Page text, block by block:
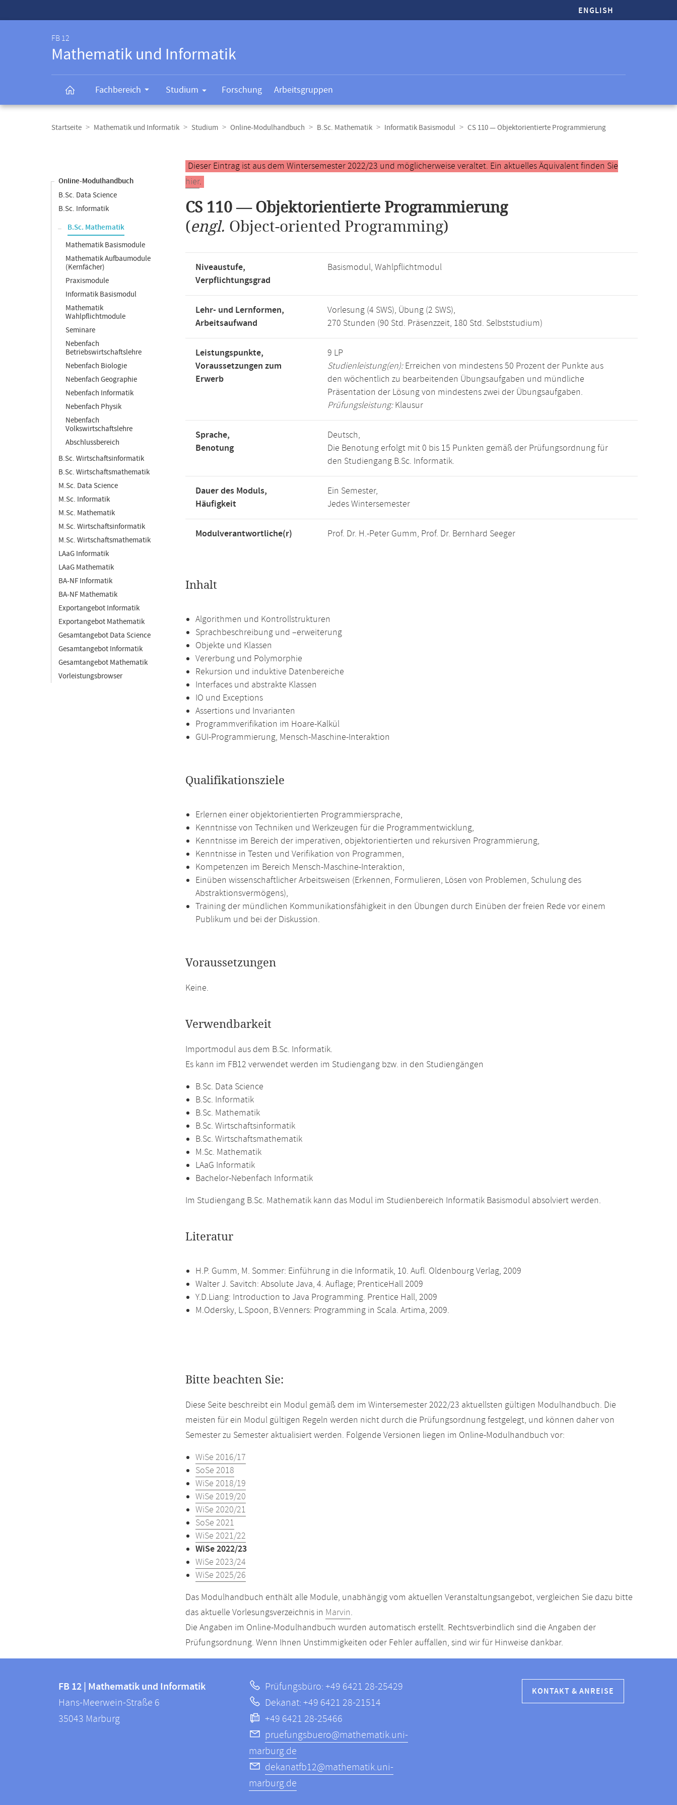
ENGLISH
FB 12
Mathematik und Informatik
Fachbereich Studium Forschung Arbeitsgruppen
Navigation
Startseite Mathematik und Informatik Studium Online-Modulhandbuch B.Sc. Mathematik Informatik Basismodul CS 110 — Objektorientierte Programmierung
Online-Modulhandbuch
B.Sc. Data Science
B.Sc. Informatik
B.Sc. Mathematik
Mathematik Basismodule
Mathematik Aufbaumodule
(Kernfächer)
Praxismodule
Informatik Basismodul
Mathematik
Wahlpflichtmodule
Seminare
Nebenfach
Betriebswirtschaftslehre
Nebenfach Biologie
Nebenfach Geographie
Nebenfach Informatik
Nebenfach Physik
Nebenfach
Volkswirtschaftslehre
Abschlussbereich
B.Sc. Wirtschaftsinformatik
B.Sc. Wirtschaftsmathematik
M.Sc. Data Science
M.Sc. Informatik
M.Sc. Mathematik
M.Sc. Wirtschaftsinformatik
M.Sc. Wirtschaftsmathematik
LAaG Informatik
LAaG Mathematik
BA-NF Informatik
BA-NF Mathematik
Exportangebot Informatik
Exportangebot Mathematik
Gesamtangebot Data Science
Gesamtangebot Informatik
Gesamtangebot Mathematik
Vorleistungsbrowser
Hauptinhalt
Dieser Eintrag ist aus dem Wintersemester 2022/23 und möglicherweise veraltet. Ein aktuelles Äquivalent finden Sie
hier.
CS 110 — Objektorientierte Programmierung
(engl. Object-oriented Programming)
Niveaustufe,
Verpflichtungsgrad
Basismodul, Wahlpflichtmodul
Lehr- und Lernformen,
Arbeitsaufwand
Vorlesung (4 SWS), Übung (2 SWS),
270 Stunden (90 Std. Präsenzzeit, 180 Std. Selbststudium)
Leistungspunkte,
Voraussetzungen zum
Erwerb
9 LP
Studienleistung(en):Erreichen von mindestens 50 Prozent der Punkte aus
den wöchentlich zu bearbeitenden Übungsaufgaben und mündliche
Präsentation der Lösung von mindestens zwei der Übungsaufgaben.
Prüfungsleistung:Klausur
Sprache,
Benotung
Deutsch,
Die Benotung erfolgt mit 0 bis 15 Punkten gemäß der Prüfungsordnung für
den Studiengang B.Sc. Informatik.
Dauer des Moduls,
Häufigkeit
Ein Semester,
Jedes Wintersemester
Modulverantwortliche(r) Prof. Dr. H.-Peter Gumm, Prof. Dr. Bernhard Seeger
Inhalt
Algorithmen und Kontrollstrukturen
Sprachbeschreibung und –erweiterung
Objekte und Klassen
Vererbung und Polymorphie
Rekursion und induktive Datenbereiche
Interfaces und abstrakte Klassen
IO und Exceptions
Assertions und Invarianten
Programmverifikation im Hoare-Kalkül
GUI-Programmierung, Mensch-Maschine-Interaktion
Qualifikationsziele
Erlernen einer objektorientierten Programmiersprache,
Kenntnisse von Techniken und Werkzeugen für die Programmentwicklung,
Kenntnisse im Bereich der imperativen, objektorientierten und rekursiven Programmierung,
Kenntnisse in Testen und Verifikation von Programmen,
Kompetenzen im Bereich Mensch-Maschine-Interaktion,
Einüben wissenschaftlicher Arbeitsweisen (Erkennen, Formulieren, Lösen von Problemen, Schulung des
Abstraktionsvermögens),
Training der mündlichen Kommunikationsfähigkeit in den Übungen durch Einüben der freien Rede vor einem
Publikum und bei der Diskussion.
Voraussetzungen
Keine.
Verwendbarkeit
Importmodul aus dem B.Sc. Informatik.
Es kann im FB12 verwendet werden im Studiengang bzw. in den Studiengängen
B.Sc. Data Science
B.Sc. Informatik
B.Sc. Mathematik
B.Sc. Wirtschaftsinformatik
B.Sc. Wirtschaftsmathematik
M.Sc. Mathematik
LAaG Informatik
Bachelor-Nebenfach Informatik
Im Studiengang B.Sc. Mathematik kann das Modul im Studienbereich Informatik Basismodul absolviert werden.
Literatur
H.P. Gumm, M. Sommer: Einführung in die Informatik, 10. Aufl. Oldenbourg Verlag, 2009
Walter J. Savitch: Absolute Java, 4. Auflage; PrenticeHall 2009
Y.D.Liang: Introduction to Java Programming. Prentice Hall, 2009
M.Odersky, L.Spoon, B.Venners: Programming in Scala. Artima, 2009.
Bitte beachten Sie:
Diese Seite beschreibt ein Modul gemäß dem im Wintersemester 2022/23 aktuellsten gültigen Modulhandbuch. Die
meisten für ein Modul gültigen Regeln werden nicht durch die Prüfungsordnung festgelegt, und können daher von
Semester zu Semester aktualisiert werden. Folgende Versionen liegen im Online-Modulhandbuch vor:
WiSe 2016/17
SoSe 2018
WiSe 2018/19
WiSe 2019/20
WiSe 2020/21
SoSe 2021
WiSe 2021/22
WiSe 2022/23
WiSe 2023/24
WiSe 2025/26
Das Modulhandbuch enthält alle Module, unabhängig vom aktuellen Veranstaltungsangebot, vergleichen Sie dazu bitte
das aktuelle Vorlesungsverzeichnis in Marvin.
Die Angaben im Online-Modulhandbuch wurden automatisch erstellt. Rechtsverbindlich sind die Angaben der
Prüfungsordnung. Wenn Ihnen Unstimmigkeiten oder Fehler auffallen, sind wir für Hinweise dankbar.
Informationen
FB
12
FB 12 | Mathematik und Informatik
Hans-Meerwein-Straße 6
35043 Marburg
Prüfungsbüro: +49 6421 28-25429
Dekanat: +49 6421 28-21514
+49 6421 28-25466
pruefungsbuero@mathematik.uni-
marburg.de
dekanatfb12@mathematik.uni-
marburg.de
KONTAKT & ANREISE